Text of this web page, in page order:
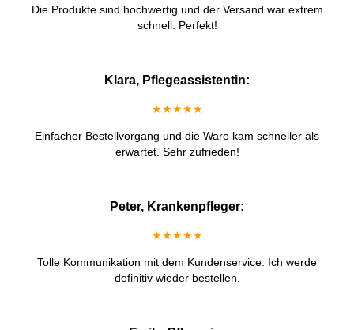
Die Produkte sind hochwertig und der Versand war extrem
schnell. Perfekt!
Klara, Pflegeassistentin:
★★★★★
Einfacher Bestellvorgang und die Ware kam schneller als
erwartet. Sehr zufrieden!
Peter, Krankenpfleger:
★★★★★
Tolle Kommunikation mit dem Kundenservice. Ich werde
definitiv wieder bestellen.